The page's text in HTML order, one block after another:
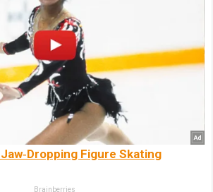
Figure Skating
Brainberries